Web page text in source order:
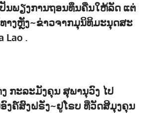
ນພຽງການຖອນທຶນຄືນໃຫ້ລັດ ແຕ່
າງຫຼັງ~ຂ່າວຈາກມຸນິທິມະນຸດສະ
Lao .
ກະລະມັງຄຸນ ສຸພານຸວົງ ໄປ
ງຄ໌ສົງຝຣັ່ງ~ຢູໂຣບ ທີ່ວັດສີມຸງຄຸນ